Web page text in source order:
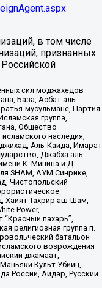
в том числе
признанных
сил моджахедов
База, Асбат аль-
мусульмане, Партия
группа,
Общество
наследия,
Аль-Каида, Имарат
Джабха аль-
К. Минина и Д.
SHAM, АУМ Синрике,
Чистопольский
Хайят Тахрир аш-Шам,
Power,
пахарь”,
религиозная группа п.
батальон
возрождения
джамаат,
Культ Убийц,
России, Айдар, Русский